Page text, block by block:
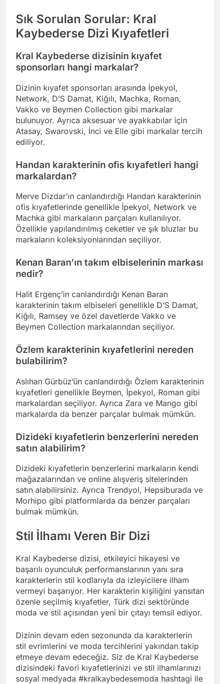
Sık Sorulan Sorular: Kral
Kaybederse Dizi Kıyafetleri
Kral Kaybederse dizisinin kıyafet
sponsorları hangi markalar?
Dizinin kıyafet sponsorları arasında İpekyol,
Network, D’S Damat, Kiğılı, Machka, Roman,
Vakko ve Beymen Collection gibi markalar
bulunuyor. Ayrıca aksesuar ve ayakkabılar için
Atasay, Swarovski, İnci ve Elle gibi markalar tercih
ediliyor.
Handan karakterinin ofis kıyafetleri hangi
markalardan?
Merve Dizdar’ın canlandırdığı Handan karakterinin
ofis kıyafetlerinde genellikle İpekyol, Network ve
Machka gibi markaların parçaları kullanılıyor.
Özellikle yapılandırılmış ceketler ve şık bluzlar bu
markaların koleksiyonlarından seçiliyor.
Kenan Baran’ın takım elbiselerinin markası
nedir?
Halit Ergenç’in canlandırdığı Kenan Baran
karakterinin takım elbiseleri genellikle D’S Damat,
Kiğılı, Ramsey ve özel davetlerde Vakko ve
Beymen Collection markalarından seçiliyor.
Özlem karakterinin kıyafetlerini nereden
bulabilirim?
Aslıhan Gürbüz’ün canlandırdığı Özlem karakterinin
kıyafetleri genellikle Beymen, İpekyol, Roman gibi
markalardan seçiliyor. Ayrıca Zara ve Mango gibi
markalarda da benzer parçalar bulmak mümkün.
Dizideki kıyafetlerin benzerlerini nereden
satın alabilirim?
Dizideki kıyafetlerin benzerlerini markaların kendi
mağazalarından ve online alışveriş sitelerinden
satın alabilirsiniz. Ayrıca Trendyol, Hepsiburada ve
Morhipo gibi platformlarda da benzer parçaları
bulmak mümkün.
Stil İlhamı Veren Bir Dizi
Kral Kaybederse dizisi, etkileyici hikayesi ve
başarılı oyunculuk performanslarının yanı sıra
karakterlerin stil kodlarıyla da izleyicilere ilham
vermeyi başarıyor. Her karakterin kişiliğini yansıtan
özenle seçilmiş kıyafetler, Türk dizi sektöründe
moda ve stil açısından yeni bir çıtayı temsil ediyor.
Dizinin devam eden sezonunda da karakterlerin
stil evrimlerini ve moda tercihlerini yakından takip
etmeye devam edeceğiz. Siz de Kral Kaybederse
dizisindeki favori kıyafetlerinizi ve stil ilhamlarınızı
sosyal medyada #kralkaybedesemoda hashtagi ile